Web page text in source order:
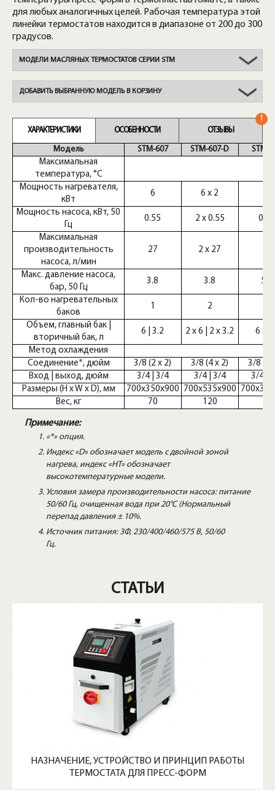
МОДЕЛИ МАСЛЯНЫХ ТЕРМОСТАТОВ СЕРИИ STM
для любых аналогичных целей. Рабочая температура этой
линейки термостатов находится в диапазоне от 200 до 300
градусов.
ДОБАВИТЬ ВЫБРАННУЮ МОДЕЛЬ В КОРЗИНУ
ХАРАКТЕРИСТИКИ ОСОБЕННОСТИ ОТЗЫВЫ
1
Модель
Максимальная
температура, °C
Мощность нагревателя,
кВт
Мощность насоса, кВт, 50
Гц
Максимальная
производительность
насоса, л/мин
Макс. давление насоса,
бар, 50 Гц
Кол-во нагревательных
баков
Объем, главный бак |
вторичный бак, л
Метод охлаждения
Соединение*, дюйм
Вход | выход, дюйм
Размеры (H x W x D), мм
Вес, кг
STM-607 STM-607-D STM-
6 6 x 2
0.55 2 x 0.55 0.75
27 2 x 27
3.8 3.8 5.0
1 2
6 | 3.2 2 x 6 | 2 x 3.2 6 |
3/8 (2 x 2) 3/8 (4 x 2)
3/8 (2
3/4 | 3/4
3/4 | 3/4
3/4 |
700x350x900 700x535x900
70
120
Примечание:
«*» опция.
Индекс «D» обозначает модель с двойной зоной
нагрева, индекс «HT» обозначает
высокотемпературные модели.
Условия замера производительности насоса: питание
50/60 Гц, очищенная вода при 20°С (Нормальный
перепад давления ± 10%.
Источник питания: 3Φ, 230/400/460/575 В, 50/60
Гц.
СТАТЬИ
НАЗНАЧЕНИЕ, УСТРОЙСТВО И ПРИНЦИП РАБОТЫ
ТЕРМОСТАТА ДЛЯ ПРЕСС-ФОРМ